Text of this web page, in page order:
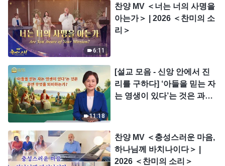
6:11
찬양 MV ＜너는 너의 사명을
아는가＞ | 2026 ＜찬미의 소
리＞
11:18
[설교 모음 - 신앙 안에서 진
리를 구하다] ‘아들을 믿는 자
는 영생이 있다’는 것은 과연
찬양 MV ＜충성스러운 마음,
하나님께 바치나이다＞ |
2026 ＜찬미의 소리＞